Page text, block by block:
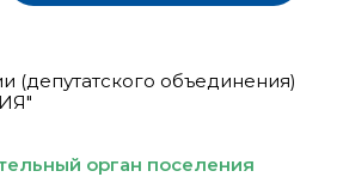
(депутатского объединения)
орган поселения